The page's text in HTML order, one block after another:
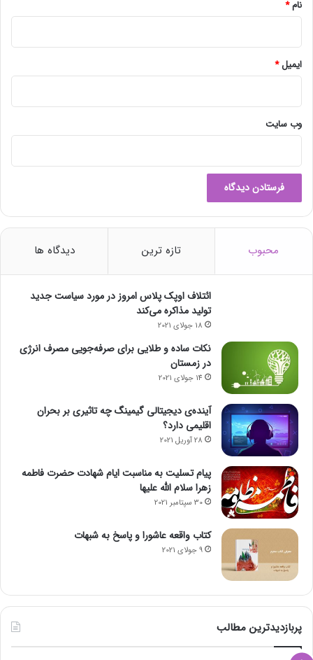
ط
ی
.
۵
س
ل
گ
ذ
ت
نام*
ایمیل*
وب‌ سایت
محبوب تازه ترین دیدگاه ها
ائتلاف اوپک پلاس امروز در مورد سیاست جدید
تولید مذاکره می‌کند
18 جولای 2021
نکات ساده و طلایی برای صرفه‌جویی مصرف انرژی
در زمستان
14 جولای 2021
آینده‌ی دیجیتالی گیمینگ چه تاثیری بر بحران
اقلیمی دارد؟
28 آوریل 2021
پیام تسلیت به مناسبت ایام شهادت حضرت فاطمه
زهرا سلام الله علیها
30 سپتامبر 2021
کتاب واقعه عاشورا و پاسخ به شبهات
9 جولای 2021
پربازدیدترین مطالب